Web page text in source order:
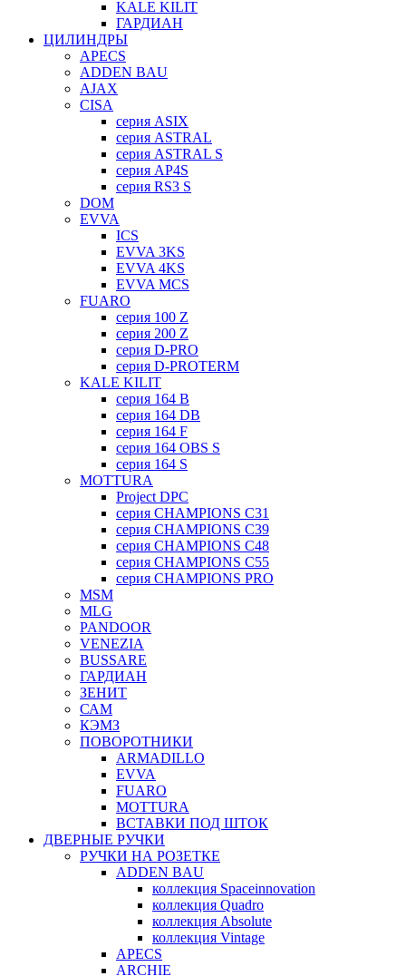
KALE KILIT
ГАРДИАН
ЦИЛИНДРЫ
APECS
ADDEN BAU
AJAX
CISA
серия ASIX
серия ASTRAL
серия ASTRAL S
серия AP4S
серия RS3 S
DOM
EVVA
ICS
EVVA 3KS
EVVA 4KS
EVVA MCS
FUARO
серия 100 Z
серия 200 Z
серия D-PRO
серия D-PROTERM
KALE KILIT
серия 164 B
серия 164 DB
серия 164 F
серия 164 OBS S
серия 164 S
MOTTURA
Project DPC
серия CHAMPIONS C31
серия CHAMPIONS C39
серия CHAMPIONS C48
серия CHAMPIONS C55
серия CHAMPIONS PRO
MSM
MLG
PANDOOR
VENEZIA
BUSSARE
ГАРДИАН
ЗЕНИТ
САМ
КЭМЗ
ПОВОРОТНИКИ
ARMADILLO
EVVA
FUARO
MOTTURA
ВСТАВКИ ПОД ШТОК
ДВЕРНЫЕ РУЧКИ
РУЧКИ НА РОЗЕТКЕ
ADDEN BAU
коллекция Spaceinnovation
коллекция Quadro
коллекция Absolute
коллекция Vintage
APECS
ARCHIE